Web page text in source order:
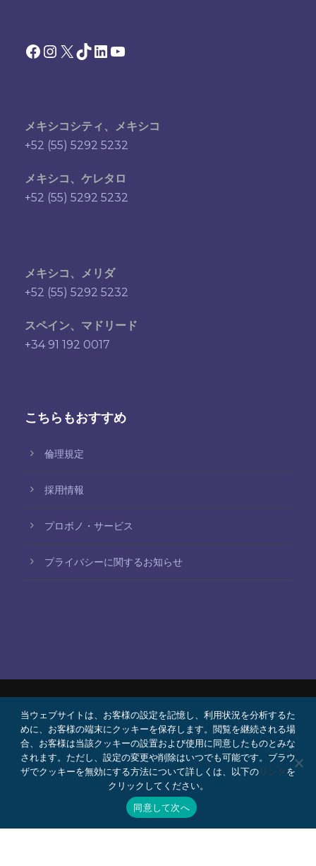
Facebook Instagram X TikTok LinkedIn YouTube
メキシコシティ、メキシコ
+52 (55) 5292 5232
メキシコ、ケレタロ
+52 (55) 5292 5232
メキシコ、メリダ
+52 (55) 5292 5232
スペイン、マドリード
+34 91 192 0017
こちらもおすすめ
倫理規定
採用情報
プロボノ・サービス
プライバシーに関するお知らせ
© 2026 Bello, Gallardo, Bonequi y García,
S.C.
コンテンツは自動翻訳されています。言語によって
正確さが異なる場合があります。
プロボノ
採用情報 Webメール
当ウェブサイトは、お客様の設定を記憶し、利用状況を分析するた
めに、お客様の端末にクッキーを保存します。閲覧を継続される場
合、お客様は当該クッキーの設置および使用に同意したものとみな
されます。ただし、設定の変更や削除はいつでも可能です。ブラウ
ザでクッキーを無効にする方法について詳しくは、以下のリンクを
クリックしてください。
同意して次へ